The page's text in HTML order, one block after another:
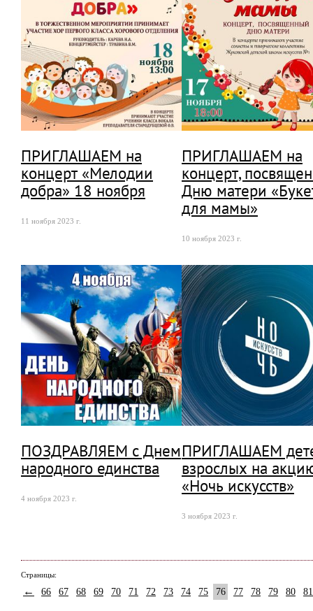
ПРИГЛАШАЕМ на
концерт «Мелодии
добра» 18 ноября
11 ноября 2023 г.
ПРИГЛАШАЕМ на
концерт,
Дню матери
для мамы»
10 ноября 2023 г.
ПОЗДРАВЛЯЕМ с Днем
народного единства
4 ноября 2023 г.
ПРИГЛАШАЕМ
взрослых на
«Ночь искусств»
3 ноября 2023 г.
Страницы:
← 66 67 68 69 70 71 72 73 74 75 76 77 78 79 80 81